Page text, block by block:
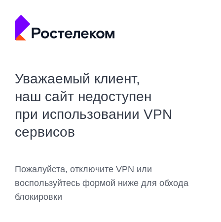
Уважаемый клиент,
наш сайт недоступен
при использовании VPN
сервисов
Пожалуйста, отключите VPN или
воспользуйтесь формой ниже для обхода
блокировки